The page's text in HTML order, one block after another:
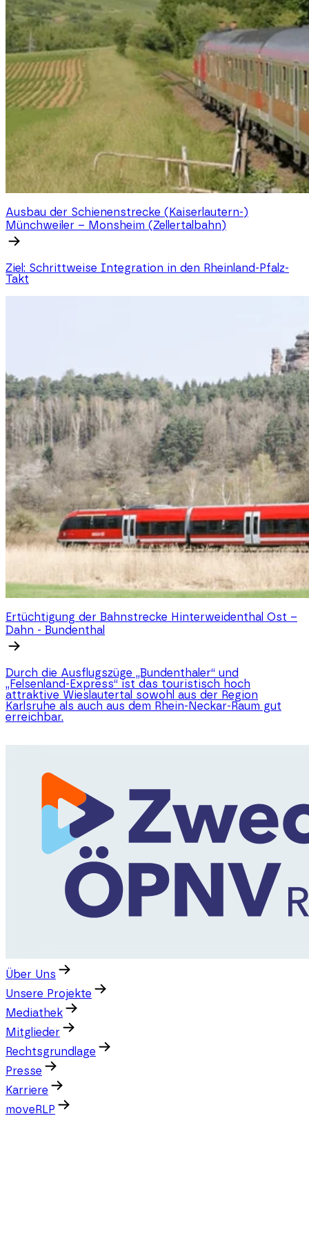
Ausbau der Schienenstrecke (Kaiserlautern-)
Münchweiler – Monsheim (Zellertalbahn)
Ziel: Schrittweise Integration in den Rheinland-Pfalz-
Takt
Ertüchtigung der Bahnstrecke Hinterweidenthal Ost –
Dahn - Bundenthal
Durch die Ausflugszüge „Bundenthaler“ und
„Felsenland-Express“ ist das touristisch hoch
attraktive Wieslautertal sowohl aus der Region
Karlsruhe als auch aus dem Rhein-Neckar-Raum gut
erreichbar.
Über Uns
Unsere Projekte
Mediathek
Mitglieder
Rechtsgrundlage
Presse
Karriere
moveRLP